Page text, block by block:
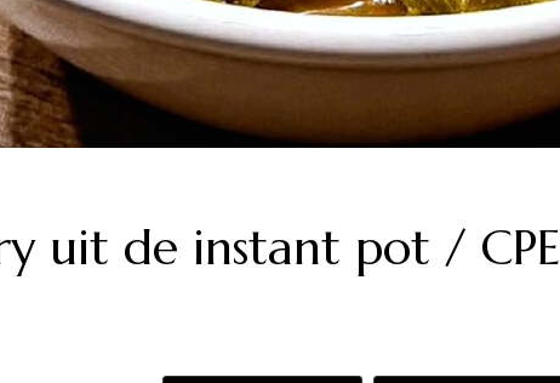
uit de instant pot / CPE